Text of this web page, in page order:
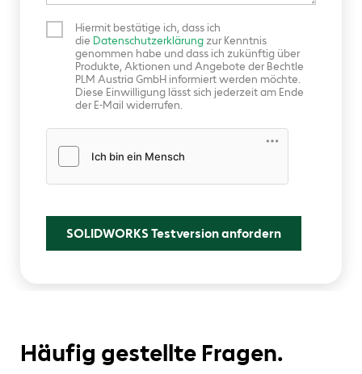
Hiermit bestätige ich, dass ich
die Datenschutzerklärungzur Kenntnis
genommen habe und dass ich zukünftig über
Produkte, Aktionen und Angebote der Bechtle
PLM Austria GmbH informiert werden möchte.
Diese Einwilligung lässt sich jederzeit am Ende
der E-Mail widerrufen.
SOLIDWORKS Testversion anfordern
Häufig gestellte Fragen.